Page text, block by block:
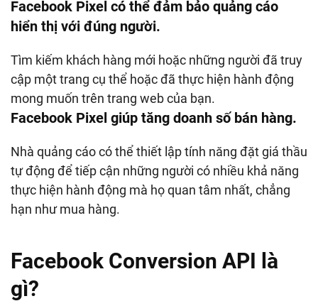
Facebook Pixel có thể đảm bảo quảng cáo
hiển thị với đúng người.
Tìm kiếm khách hàng mới hoặc những người đã truy
cập một trang cụ thể hoặc đã thực hiện hành động
mong muốn trên trang web của bạn.
Facebook Pixel giúp tăng doanh số bán hàng.
Nhà quảng cáo có thể thiết lập tính năng đặt giá thầu
tự động để tiếp cận những người có nhiều khả năng
thực hiện hành động mà họ quan tâm nhất, chẳng
hạn như mua hàng.
Facebook Conversion API là
gì?